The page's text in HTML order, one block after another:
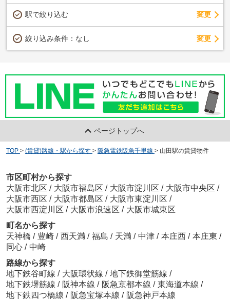
駅で絞り込む 変更
絞り込み条件： なし 変更
ページトップへ
TOP > (賃貸)路線・駅から探す > 阪急電鉄阪急千里線 > 山田駅の賃貸物件
市区町村から探す
大阪市北区 / 大阪市福島区 / 大阪市淀川区 / 大阪市中央区 /
大阪市西区 / 大阪市都島区 / 大阪市東淀川区 /
大阪市西淀川区 / 大阪市浪速区 / 大阪市城東区
町名から探す
天神橋 / 豊崎 / 西天満 / 福島 / 天満 / 中津 / 本庄西 / 本庄東 /
同心 / 中崎
路線から探す
地下鉄谷町線 / 大阪環状線 / 地下鉄御堂筋線 /
地下鉄堺筋線 / 阪神本線 / 阪急京都本線 / 東海道本線 /
地下鉄四つ橋線 / 阪急宝塚本線 / 阪急神戸本線